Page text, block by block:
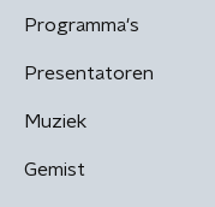
Programma's
Presentatoren
Muziek
Gemist